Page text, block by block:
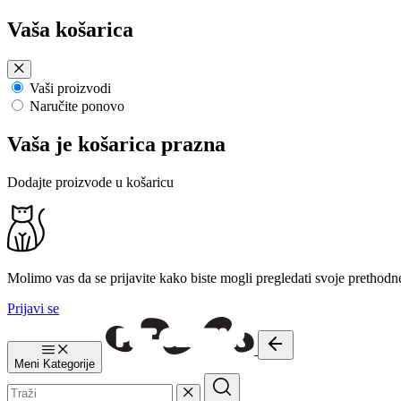
Preskoči
na
sadržaj
Vaša košarica
Vaši proizvodi
Naručite ponovo
Vaša je košarica prazna
Dodajte proizvode u košaricu
Molimo vas da se prijavite kako biste mogli pregledati svoje
Prijavi se
Meni Kategorije